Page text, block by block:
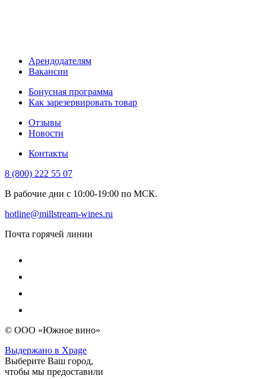
Арендодателям
Вакансии
Бонусная программа
Как зарезервировать товар
Отзывы
Новости
Контакты
8 (800) 222 55 07
В рабочие дни с 10:00-19:00 по МСК.
hotline@millstream-wines.ru
Почта горячей линии
© ООО «Южное вино»
Выдержано в Xpage
Выберите Ваш город,
чтобы мы предоставили